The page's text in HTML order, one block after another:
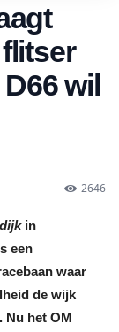
wil
2646
in
een
waar
de wijk
Nu het OM